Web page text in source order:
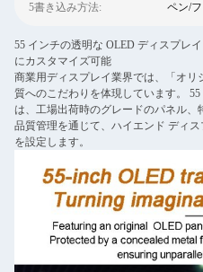
5書き込み方法: ペン/
55 インチの透明な OLED ディスプレ
にカスタマイズ可能
商業用ディスプレイ業界では、「オ
質へのこだわりを体現しています。
は、工場出荷時のグレードのパネル
品質管理を通じて、ハイエンド ディ
を設定します。